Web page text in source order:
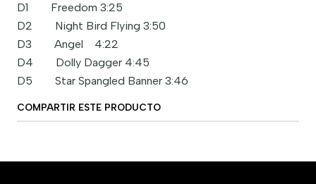
D1 Freedom 3:25
D2 Night Bird Flying 3:50
D3 Angel 4:22
D4 Dolly Dagger 4:45
D5 Star Spangled Banner 3:46
COMPARTIR ESTE PRODUCTO